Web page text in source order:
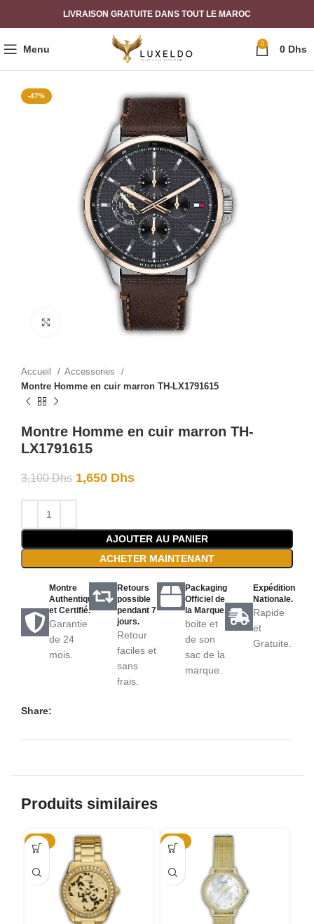
LIVRAISON GRATUITE DANS TOUT LE MAROC
Menu 0 0 Dhs
-47%
Click to enlarge
Accueil
Accessories
Montre Homme en cuir marron TH-LX1791615
Montre Homme en cuir marron TH-
LX1791615
3,100Dhs 1,650 Dhs
AJOUTER AU PANIER
ACHETER MAINTENANT
Montre
Authentique
et Certifié.
Garantie
de 24
mois.
Retours
possible
pendant 7
jours.
Retour
faciles et
sans
frais.
Packaging
Officiel de
la Marque.
boite et
de son
sac de la
marque.
Expédition
Nationale.
Rapide
et
Gratuite.
Share:
Produits similaires
-55% -39%